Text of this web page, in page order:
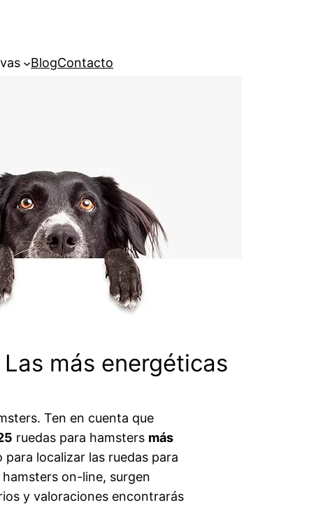
BlogContacto
más energéticas
Ten en cuenta que
ruedas para hamsters más
localizar las ruedas para
on-line, surgen
y valoraciones encontrarás